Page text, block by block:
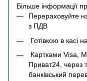
Більше інформації
Перераховуйте
з ПДВ
Готівкою в касі
Картками Visa,
Приват24, через
банківський